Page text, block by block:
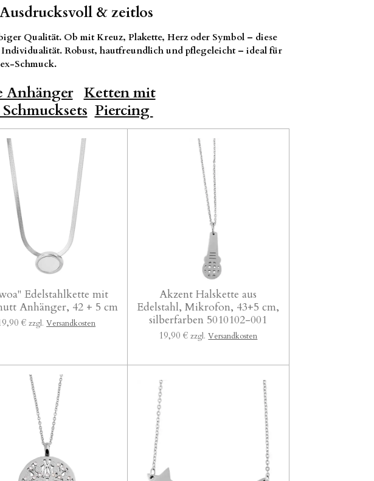
& zeitlos
Qualität. Ob mit Kreuz, Plakette, Herz oder Symbol – diese
Robust, hautfreundlich und pflegeleicht – ideal für
Schmuck.
Anhänger Ketten mit
Schmucksets Piercing
Edelstahlkette mit
Anhänger, 42 + 5 cm
€ zzgl.Versandkosten
Akzent Halskette aus
Edelstahl, Mikrofon, 43+5 cm,
silberfarben 5010102-001
19,90 € zzgl.Versandkosten